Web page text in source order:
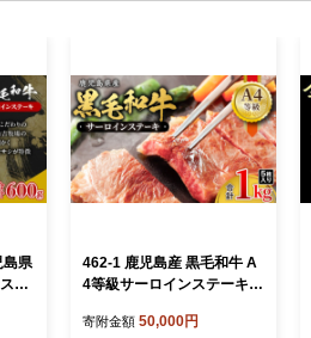
島県
テ
462-1 鹿児島産 黒毛和牛 A
4等級サーロインステーキ 5
寄附金額 50,000円